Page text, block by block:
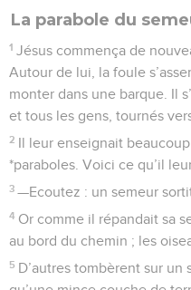
La parabole du
1 Jésus commença de
Autour de lui, la foule
monter dans une barque. Il
et tous les gens, tournés
2 Il leur enseignait
*paraboles. Voici ce qu’il
3 —Ecoutez : un semeur
4 Or comme il répandait sa
au bord du chemin ; les
5 D’autres tombèrent sur